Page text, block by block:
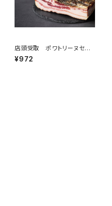
店頭受取 ポワトリーヌセッ
シェ 50g ＜メゾン・ラボリー
＞(フランス・オーヴェルニュ)
¥972